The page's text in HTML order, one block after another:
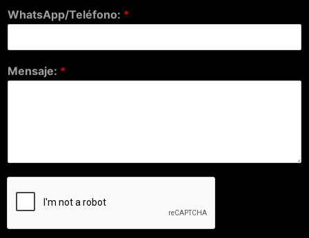
WhatsApp/Teléfono: *
Mensaje: *